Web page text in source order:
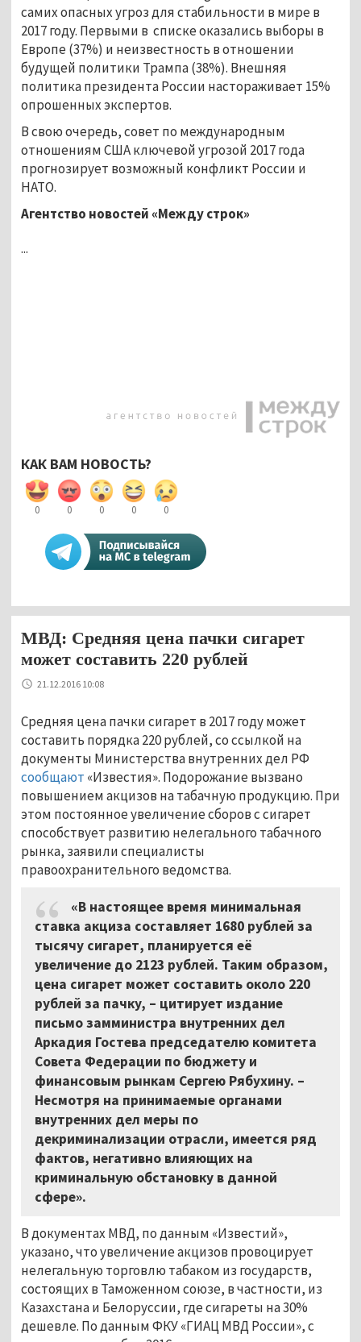
самих опасных угроз для стабильности в мире в
2017 году. Первыми в списке оказались выборы в
Европе (37%) и неизвестность в отношении
будущей политики Трампа (38%). Внешняя
политика президента России настораживает 15%
опрошенных экспертов.
В свою очередь, совет по международным
отношениям США ключевой угрозой 2017 года
прогнозирует возможный конфликт России и
НАТО.
Агентство новостей «Между строк»
...
КАК ВАМ НОВОСТЬ?
0 0 0 0 0
МВД: Средняя цена пачки сигарет
может составить 220 рублей
21.12.2016 10:08
Средняя цена пачки сигарет в 2017 году может
составить порядка 220 рублей, со ссылкой на
документы Министерства внутренних дел РФ
сообщают «Известия». Подорожание вызвано
повышением акцизов на табачную продукцию. При
этом постоянное увеличение сборов с сигарет
способствует развитию нелегального табачного
рынка, заявили специалисты
правоохранительного ведомства.
«В настоящее время минимальная
ставка акциза составляет 1680 рублей за
тысячу сигарет, планируется её
увеличение до 2123 рублей. Таким образом,
цена сигарет может составить около 220
рублей за пачку, – цитирует издание
письмо замминистра внутренних дел
Аркадия Гостева председателю комитета
Совета Федерации по бюджету и
финансовым рынкам Сергею Рябухину. –
Несмотря на принимаемые органами
внутренних дел меры по
декриминализации отрасли, имеется ряд
фактов, негативно влияющих на
криминальную обстановку в данной
сфере».
В документах МВД, по данным «Известий»,
указано, что увеличение акцизов провоцирует
нелегальную торговлю табаком из государств,
состоящих в Таможенном союзе, в частности, из
Казахстана и Белоруссии, где сигареты на 30%
дешевле. По данным ФКУ «ГИАЦ МВД России», с